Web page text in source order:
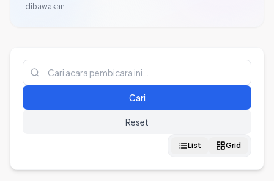
dibawakan.
Cari
Reset
List Grid